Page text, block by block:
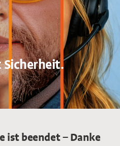
Sicherheit.
ist beendet – Danke